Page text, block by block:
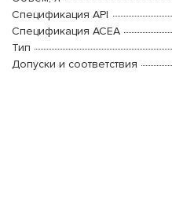
Спецификация API
Спецификация ACEA
Тип
Допуски и соответствия